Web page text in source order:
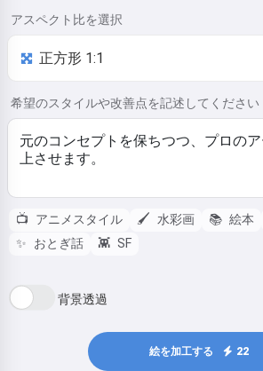
アスペクト比を選択
希望のスタイルや改善点を記述してください
📺 アニメスタイル 🖌️ 水彩画 📚 絵本
✨ おとぎ話 👾 SF
背景透過
絵を加工する 22